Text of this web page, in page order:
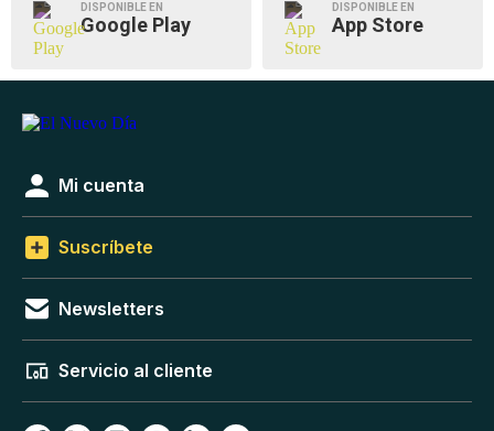
DISPONIBLE EN
Google Play
DISPONIBLE EN
App Store
Mi cuenta
Suscríbete
Newsletters
Servicio al cliente